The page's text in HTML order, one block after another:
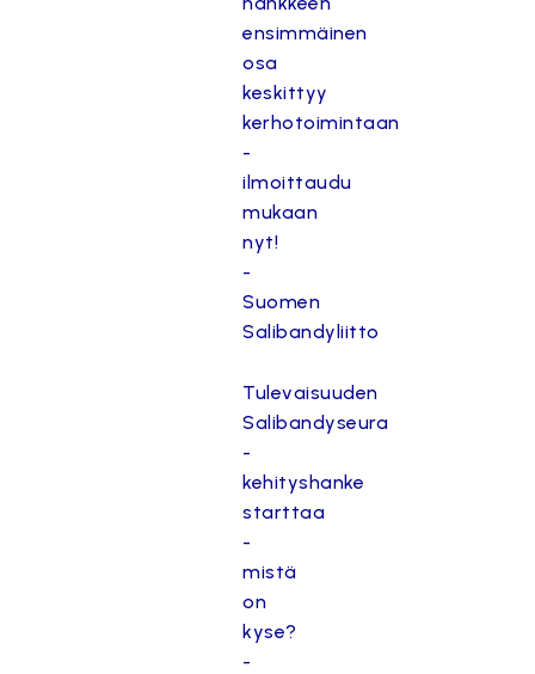
ensimmäinen
osa
keskittyy
kerhotoimintaan
-
ilmoittaudu
mukaan
nyt!
-
Suomen
Salibandyliitto
Tulevaisuuden
Salibandyseura
-
kehityshanke
starttaa
-
mistä
on
kyse?
-